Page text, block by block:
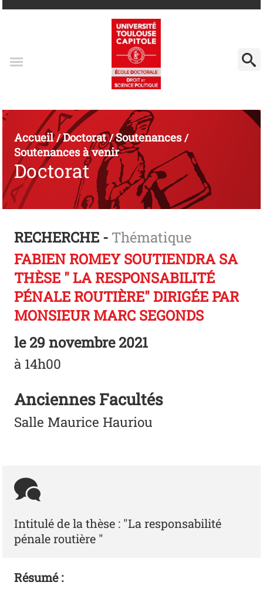
Accueil/Doctorat/Soutenances/
Soutenances à venir
Doctorat
RECHERCHE - Thématique
FABIEN ROMEY SOUTIENDRA SA
THÈSE " LA RESPONSABILITÉ
PÉNALE ROUTIÈRE" DIRIGÉE PAR
MONSIEUR MARC SEGONDS
le29 novembre 2021
à 14h00
Anciennes Facultés
Salle Maurice Hauriou
Intitulé de la thèse : "La responsabilité
pénale routière "
Résumé :